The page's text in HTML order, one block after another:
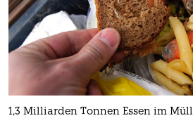
1,3 Milliarden Tonnen Essen im Müll